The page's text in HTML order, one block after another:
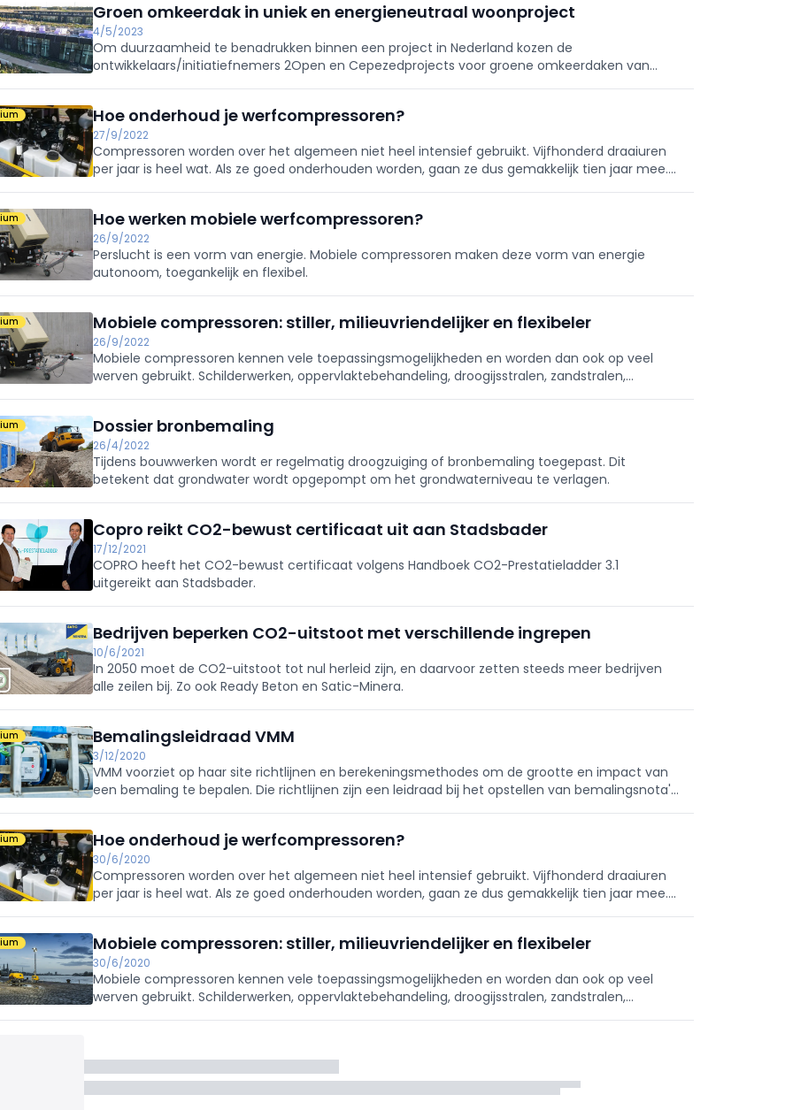
Groen omkeerdak in uniek en energieneutraal woonproject
4/5/2023
Om duurzaamheid te benadrukken binnen een project in Nederland kozen de
ontwikkelaars/initiatiefnemers 2Open en Cepezedprojects voor groene omkeerdaken van
Hoe onderhoud je werfcompressoren?
27/9/2022
Compressoren worden over het algemeen niet heel intensief gebruikt. Vijfhonderd draaiuren
per jaar is heel wat. Als ze goed onderhouden worden, gaan ze dus gemakkelijk tien jaar mee.
Hoe werken mobiele werfcompressoren?
26/9/2022
Perslucht is een vorm van energie. Mobiele compressoren maken deze vorm van energie
autonoom, toegankelijk en flexibel.
Mobiele compressoren: stiller, milieuvriendelijker en flexibeler
26/9/2022
Mobiele compressoren kennen vele toepassingsmogelijkheden en worden dan ook op veel
werven gebruikt. Schilderwerken, oppervlaktebehandeling, droogijsstralen, zandstralen,
Dossier bronbemaling
26/4/2022
Tijdens bouwwerken wordt er regelmatig droogzuiging of bronbemaling toegepast. Dit
betekent dat grondwater wordt opgepompt om het grond­waterniveau te verlagen.
Copro reikt CO2-bewust certificaat uit aan Stadsbader
17/12/2021
COPRO heeft het CO2-bewust certificaat volgens Handboek CO2-Prestatieladder 3.1
uitgereikt aan Stadsbader.
Bedrijven beperken CO2-uitstoot met verschillende ingrepen
10/6/2021
In 2050 moet de CO2-uitstoot tot nul herleid zijn, en daarvoor zetten steeds meer bedrijven
alle zeilen bij. Zo ook Ready Beton en Satic-Minera.
Bemalingsleidraad VMM
3/12/2020
VMM voorziet op haar site richtlijnen en berekeningsmethodes om de grootte en impact van
een bemaling te bepalen. Die richtlijnen zijn een leidraad bij het opstellen van bemalingsnota's
Hoe onderhoud je werfcompressoren?
30/6/2020
Compressoren worden over het algemeen niet heel intensief gebruikt. Vijfhonderd draaiuren
per jaar is heel wat. Als ze goed onderhouden worden, gaan ze dus gemakkelijk tien jaar mee.
Mobiele compressoren: stiller, milieuvriendelijker en flexibeler
30/6/2020
Mobiele compressoren kennen vele toepassingsmogelijkheden en worden dan ook op veel
werven gebruikt. Schilderwerken, oppervlaktebehandeling, droogijsstralen, zandstralen,